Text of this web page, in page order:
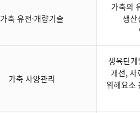
가축 유전·개량기술
가축의
생
가축 사양관리
생육단
개선, 사
위해요소